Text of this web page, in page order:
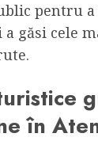
pentru a
găsi cele
în